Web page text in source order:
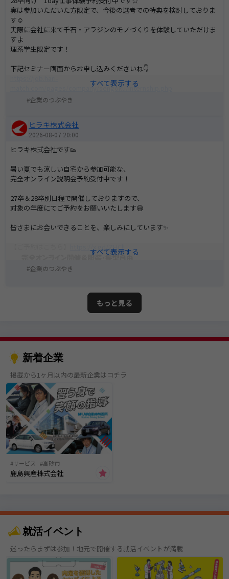
実は参加いただいた方限定で、今後の選考での特典を検討しておりま
す☺
実際に会社に来て千石・アラジンのモノづくりを体験していただけま
すよ
理系学生限定です！
下記セミナー画面からお申し込みくださいね👇
match.com/pages/company/sengoku/internship.php
企業のつぶやき
ヒラキ株式会社
2026-08-07 20:00
ヒラキ株式会社です👟
暑い夏でも涼しい自宅から参加可能な、
完全オンライン説明会予約受付中です！
27卒＆28卒別日程で開催しておりますので、
対象の年度にてご予約をお願いいたします😄
皆さまにお会いできることを、楽しみにしています✨
https://x.gd/ZHClL
企業のつぶやき
もっと見る
新着企業
掲載から1ヶ月以内の最新企業はコチラ
サービス 高砂市
鹿島興産株式会社
就活イベント
迷ったらまずは参加！地元で開催する就活イベントが満載